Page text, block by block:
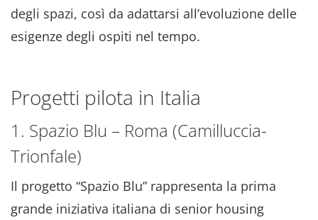
degli spazi, così da adattarsi all’evoluzione delle
esigenze degli ospiti nel tempo.
Progetti pilota in Italia
1. Spazio Blu – Roma (Camilluccia-
Trionfale)
Il progetto “Spazio Blu” rappresenta la prima
grande iniziativa italiana di senior housing